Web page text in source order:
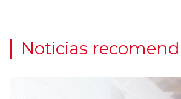
Noticias